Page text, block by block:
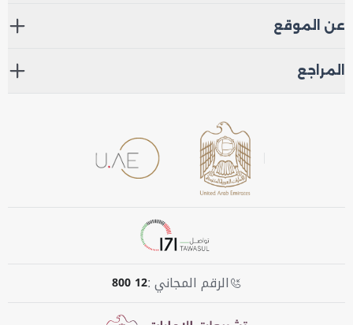
عن الموقع
المراجع
الرقم المجاني :800 12